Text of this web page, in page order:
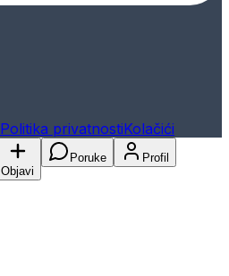
Politika privatnostiKolačići
Objavi
Poruke Profil